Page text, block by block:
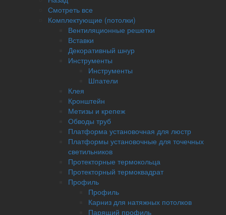
Смотреть все
Комплектующие (потолки)
Вентиляционные решетки
Вставки
Декоративный шнур
Инструменты
Инструменты
Шпатели
Клея
Кронштейн
Метизы и крепеж
Обводы труб
Платформа установочная для люстр
Платформы установочные для точечных
светильников
Протекторные термокольца
Протекторный термоквадрат
Профиль
Профиль
Карниз для натяжных потолков
Парящий профиль